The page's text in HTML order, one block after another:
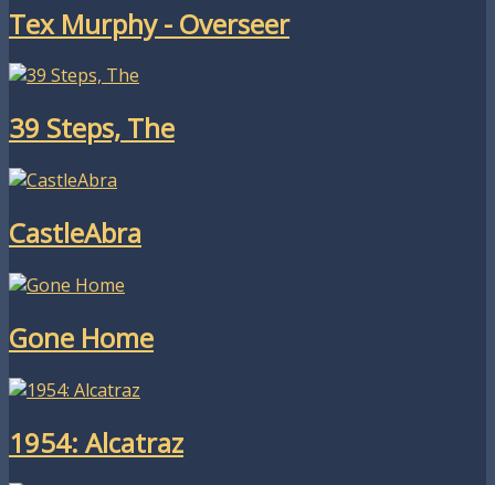
Tex Murphy - Overseer
39 Steps, The
CastleAbra
Gone Home
1954: Alcatraz